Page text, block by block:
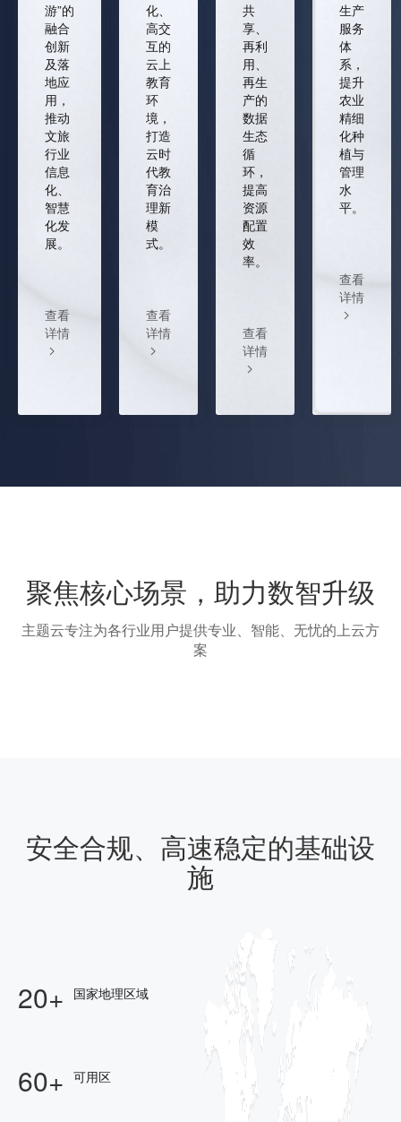
游”的
融合
创新
及落
地应
用，
推动
文旅
行业
信息
化、
智慧
化发
展。
查看
详情
化、
高交
互的
云上
教育
环
境，
打造
云时
代教
育治
理新
模
式。
查看
详情
共
享、
再利
用、
再生
产的
数据
生态
循
环，
提高
资源
配置
效
率。
查看
详情
生产
服务
体
系，
提升
农业
精细
化种
植与
管理
水
平。
查看
详情
聚焦核心场景，助力数智升级
主题云专注为各行业用户提供专业、智能、无忧的上云方
案
安全合规、高速稳定的基础设
施
20+ 国家地理区域
60+ 可用区